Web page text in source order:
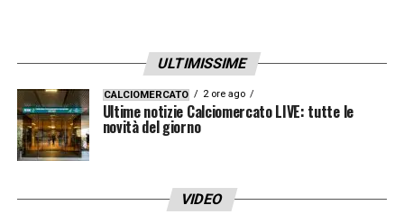
– Kolašinac Sead (23)
– Kossounou Odilon (3)
– Lookman Ademola (11)
– Palestra Marco (27)
ULTIMISSIME
CALCIOMERCATO 2 ore ago
Ultime notizie Calciomercato LIVE: tutte le
novità del giorno
VIDEO